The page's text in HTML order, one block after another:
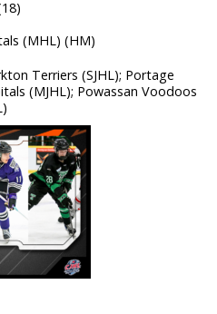
(MHL) (HM)
Terriers (SJHL); Portage
(MJHL); Powassan Voodoos